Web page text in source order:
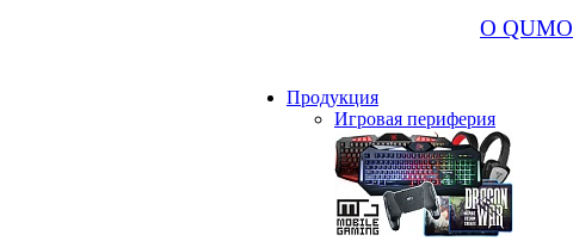
О QUMO
Продукция
Игровая периферия